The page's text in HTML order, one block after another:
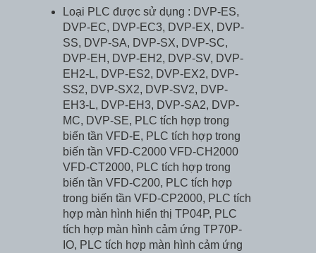
Loại PLC được sử dụng : DVP-ES,
DVP-EC, DVP-EC3, DVP-EX, DVP-
SS, DVP-SA, DVP-SX, DVP-SC,
DVP-EH, DVP-EH2, DVP-SV, DVP-
EH2-L, DVP-ES2, DVP-EX2, DVP-
SS2, DVP-SX2, DVP-SV2, DVP-
EH3-L, DVP-EH3, DVP-SA2, DVP-
MC, DVP-SE, PLC tích hợp trong
biến tần VFD-E, PLC tích hợp trong
biến tần VFD-C2000 VFD-CH2000
VFD-CT2000, PLC tích hợp trong
biến tần VFD-C200, PLC tích hợp
trong biến tần VFD-CP2000, PLC tích
hợp màn hình hiển thị TP04P, PLC
tích hợp màn hình cảm ứng TP70P-
IO, PLC tích hợp màn hình cảm ứng